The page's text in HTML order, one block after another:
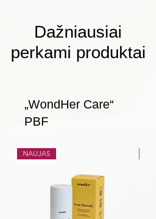
Dažniausiai
perkami produktai
„WondHer Care“
PBF
NAUJAS